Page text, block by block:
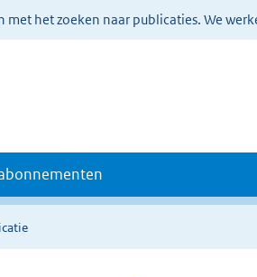
het zoeken naar publicaties. We